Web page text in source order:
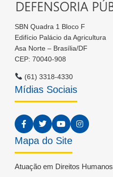
SBN Quadra 1 Bloco F
Edifício Palácio da Agricultura
Asa Norte – Brasília/DF
CEP: 70040-908
(61) 3318-4330
Mídias Sociais
Mapa do Site
Atuação em Direitos Humanos